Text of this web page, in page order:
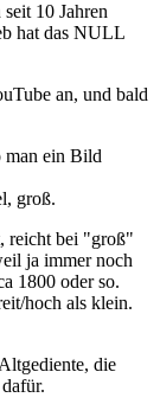
10 Jahren
hat das NULL
an, und bald
man ein Bild
groß.
reicht bei "groß"
ja immer noch
1800 oder so.
hoch als klein.
die